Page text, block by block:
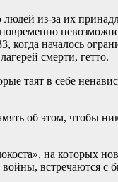
из-за их
невозможно
началось
смерти, гетто.
таят в себе
об этом, чтобы
на которых
войны, встречаются